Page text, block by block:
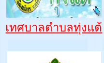
เทศบาลตำบลทุ่งแต้